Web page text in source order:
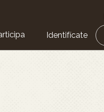
Identifícate